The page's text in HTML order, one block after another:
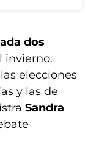
dos
invierno.
elecciones
y las de
Sandra